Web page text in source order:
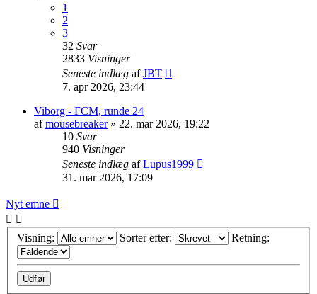
1
2
3
32 Svar
2833 Visninger
Seneste indlæg afJBT
7. apr 2026, 23:44
Viborg - FCM, runde 24
afmousebreaker» 22. mar 2026, 19:22
10 Svar
940 Visninger
Seneste indlæg afLupus1999
31. mar 2026, 17:09
Nyt emne
Visning: Sorter efter: Retning: